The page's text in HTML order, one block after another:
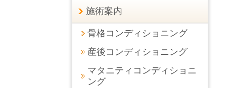
施術案内
骨格コンディショニング
産後コンディショニング
マタニティコンディショニ
ング